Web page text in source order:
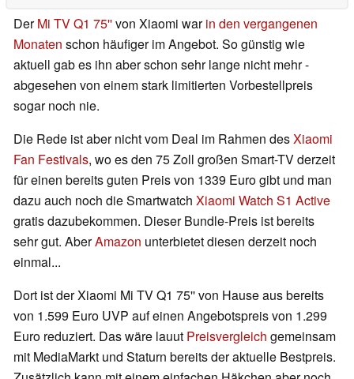
DerMi TV Q1 75''von Xiaomi warin den vergangenen
Monaten schon häufiger im Angebot. So günstig wie
aktuell gab es ihn aber schon sehr lange nicht mehr -
abgesehen von einem stark limitierten Vorbestellpreis
sogar noch nie.
Die Rede ist aber nicht vom Deal im Rahmen desXiaomi
Fan Festivals, wo es den 75 Zoll großen Smart-TV derzeit
für einen bereits guten Preis von 1339 Euro gibt und man
dazu auch noch die Smartwatch Xiaomi Watch S1 Active
gratis dazubekommen. Dieser Bundle-Preis ist bereits
sehr gut. AberAmazon unterbietet diesen derzeit noch
einmal...
Dort ist der Xiaomi Mi TV Q1 75'' von Hause aus bereits
von 1.599 Euro UVP auf einen Angebotspreis von 1.299
Euro reduziert. Das wäre lauut Preisvergleich gemeinsam
mit MediaMarkt und Staturn bereits der aktuelle Bestpreis.